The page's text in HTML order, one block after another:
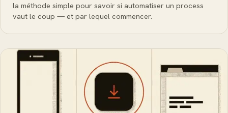
la méthode simple pour savoir si automatiser un process
vaut le coup — et par lequel commencer.